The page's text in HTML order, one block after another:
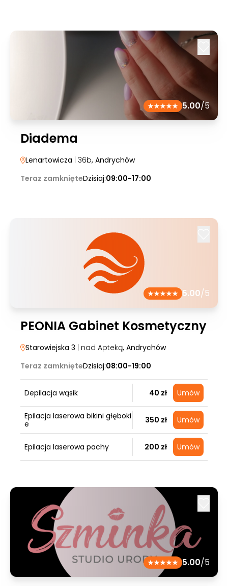
5.00/5
Diadema
Lenartowicza | 36b, Andrychów
Teraz zamknięteDzisiaj:09:00-17:00
5.00/5
PEONIA Gabinet Kosmetyczny
Starowiejska 3 | nad Apteką, Andrychów
Teraz zamknięteDzisiaj:08:00-19:00
Depilacja wąsik 40 zł Umów
Epilacja laserowa bikini głęboki
e
350 zł Umów
Epilacja laserowa pachy 200 zł Umów
5.00/5